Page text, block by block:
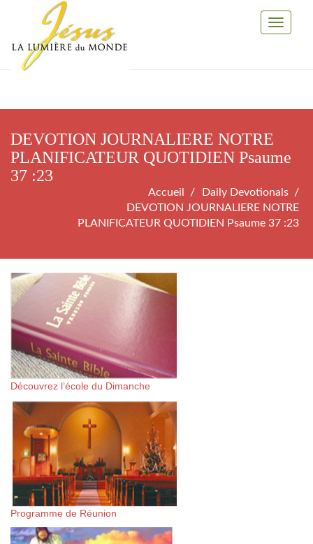
Toggle
DEVOTION JOURNALIERE NOTRE
PLANIFICATEUR QUOTIDIEN Psaume
37 :23
Accueil
Daily Devotionals
DEVOTION JOURNALIERE NOTRE
PLANIFICATEUR QUOTIDIEN Psaume 37 :23
Découvrez l’école du Dimanche
Programme de Réunion